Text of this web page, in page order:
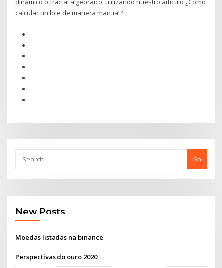
dinámico o fractal algebraico, utilizando nuestro artículo ¿Cómo
calcular un lote de manera manual?
Go
New Posts
Moedas listadas na binance
Perspectivas do ouro 2020